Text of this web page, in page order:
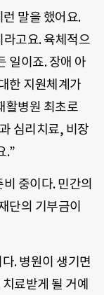
말을 했어요.
라고요. 육체적으
일이죠. 장애 아
한 지원체계가
활병원 최초로
심리치료, 비장
.”
중이다. 민간의
단의 기부금이
다. 병원이 생기면
료받게 될 거예